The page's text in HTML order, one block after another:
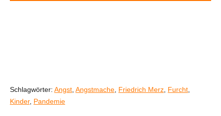
Schlagwörter: Angst Angstmache Friedrich Merz Furcht
Kinder, Pandemie